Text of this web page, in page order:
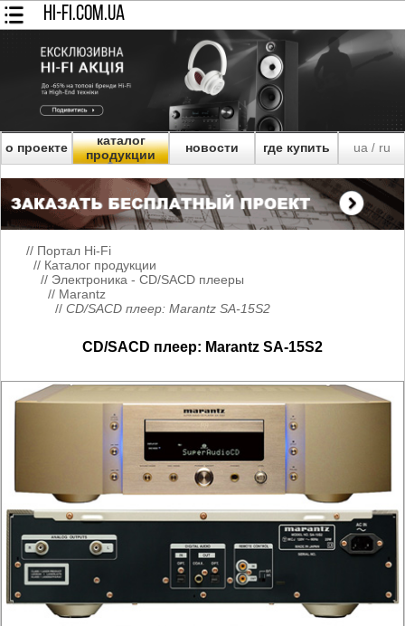
HI-FI.COM.UA
о проекте
каталог
продукции
новости где купить ua/ ru
// Портал Hi-Fi
// Каталог продукции
// Электроника - CD/SACD плееры
// Marantz
// CD/SACD плеер: Marantz SA-15S2
CD/SACD плеер: Marantz SA-15S2